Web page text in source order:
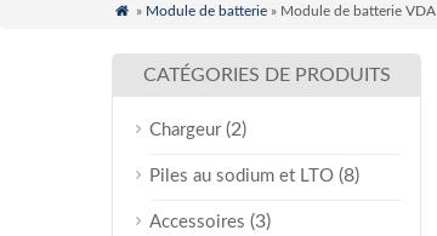
 » Module de batterie» Module de batterie VDA
CATÉGORIES DE PRODUITS
Chargeur(2)
Piles au sodium et LTO (8)
Accessoires (3)